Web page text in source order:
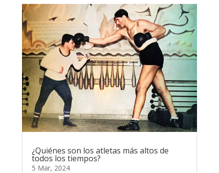
¿Quiénes son los atletas más altos de
todos los tiempos?
5 Mar, 2024